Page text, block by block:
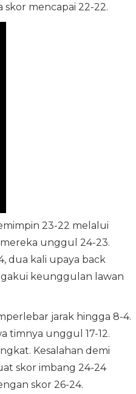
mencapai 22-22.
23-22 melalui
unggul 24-23.
dua kali upaya back
keunggulan lawan
jarak hingga 8-4.
timnya unggul 17-12.
Kesalahan demi
skor imbang 24-24
skor 26-24.